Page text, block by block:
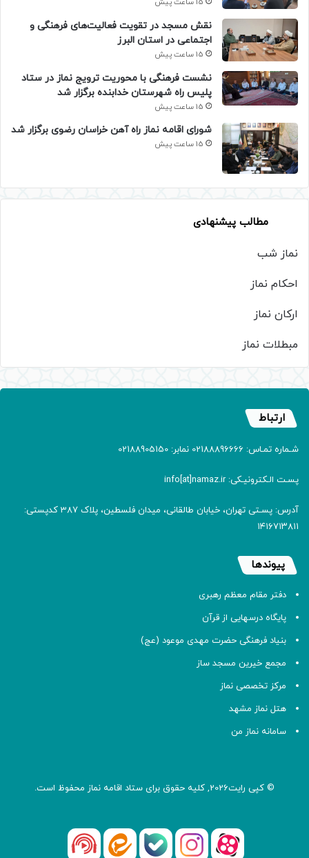
15 ساعت پیش
نقش مسجد در تقویت فعالیت‌های فرهنگی و
اجتماعی در استان البرز
15 ساعت پیش
نشست فرهنگی با محوریت ترویج نماز در ستاد
پلیس راه شهرستان خدابنده برگزار شد
15 ساعت پیش
شورای اقامه نماز راه آهن خراسان رضوی برگزار شد
15 ساعت پیش
مطالب پیشنهادی
نماز شب
احکام نماز
ارکان نماز
مبطلات نماز
ارتباط
شـماره تمـاس: 02188896666 نمابر: 02188905150
پسـت الـکترونیـکی: info[at]namaz.ir
آدرس: پسـتی تهران، خیابان طالقانی، میدان فلسطین، پلاک 387 کدپستی:
۱۴۱۶۷۱۳۸۱۱
پیوندها
دفتر مقام معظم رهبری
پایگاه درسهایی از قرآن
بنیاد فرهنگی حضرت مهدی موعود (عج)
مجمع خیرین مسجد ساز
مرکز تخصصی نماز
هتل نماز مشهد
سامانه نماز من
© کپی رایت2026, کلیه حقوق برای ستاد اقامه نماز محفوظ است.
آپارات اینستاگرام
بله ایتا